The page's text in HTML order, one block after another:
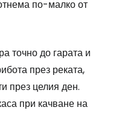
по-малко от
точно до гарата и
през реката,
през целия ден.
при качване на